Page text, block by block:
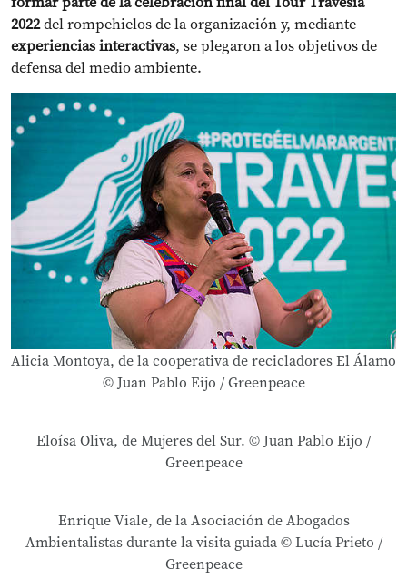
2022del rompehielos de la organización y, mediante
experiencias interactivas, se plegaron a los objetivos de
defensa del medio ambiente.
Alicia Montoya, de la cooperativa de recicladores El Álamo
© Juan Pablo Eijo / Greenpeace
Eloísa Oliva, de Mujeres del Sur. © Juan Pablo Eijo /
Greenpeace
Enrique Viale, de la Asociación de Abogados
Ambientalistas durante la visita guiada © Lucía Prieto /
Greenpeace